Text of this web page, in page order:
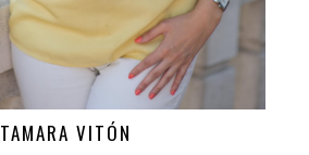
TAMARA VITÓN